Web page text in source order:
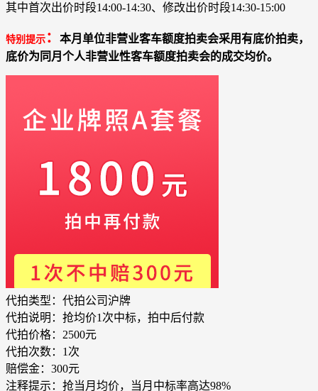
其中首次出价时段14:00-14:30、修改出价时段14:30-15:00
特别提示 ：
本月单位非营业客车额度拍卖会采用有底价拍卖，
底价为同月个人非营业性客车额度拍卖会的成交均价。
代拍类型： 代拍公司沪牌
代拍说明： 抢均价1次中标，拍中后付款
代拍价格： 2500元
代拍次数： 1次
赔偿金： 300元
注释提示： 抢当月均价，当月中标率高达98%